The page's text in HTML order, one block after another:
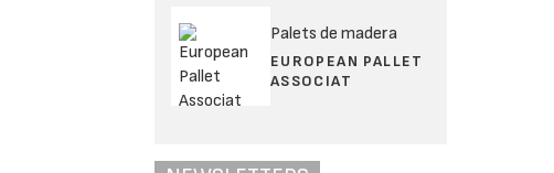
Palets de madera
EUROPEAN PALLET
ASSOCIAT